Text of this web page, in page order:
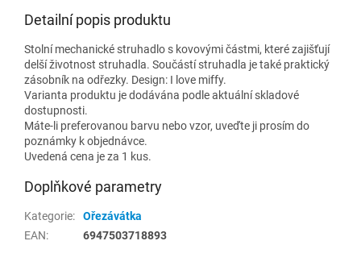
Detailní popis produktu
Stolní mechanické struhadlo s kovovými částmi, které zajišťují
delší životnost struhadla. Součástí struhadla je také praktický
zásobník na odřezky. Design: I love miffy.
Varianta produktu je dodávána podle aktuální skladové
dostupnosti.
Máte-li preferovanou barvu nebo vzor, uveďte ji prosím do
poznámky k objednávce.
Uvedená cena je za 1 kus.
Doplňkové parametry
Kategorie:
Ořezávátka
EAN: 6947503718893